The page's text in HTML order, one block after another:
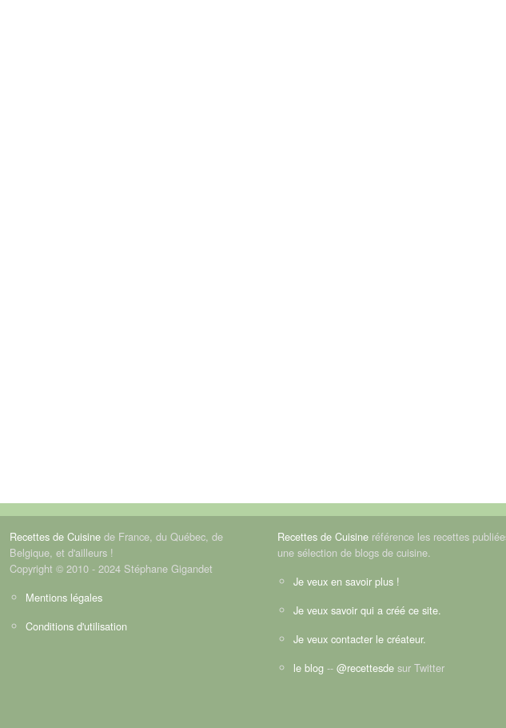
Recettes de Cuisine de France, du Québec, de
Belgique, et d'ailleurs !
Copyright © 2010 - 2024 Stéphane Gigandet
Mentions légales
Conditions d'utilisation
Recettes de Cuisine référence les recettes
une sélection de blogs de cuisine.
Je veux en savoir plus !
Je veux savoir qui a créé ce site.
Je veux contacter le créateur.
le blog -- @recettesde sur Twitter